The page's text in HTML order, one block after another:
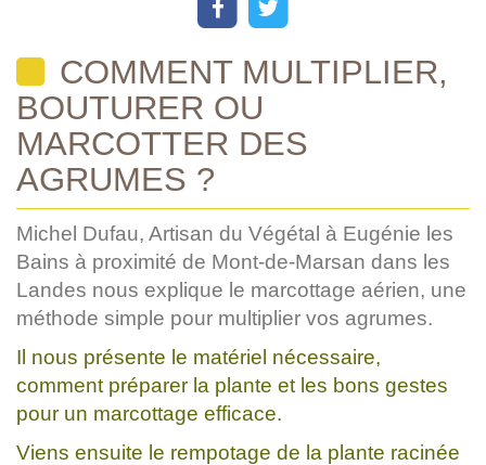
COMMENT MULTIPLIER,
BOUTURER OU
MARCOTTER DES
AGRUMES ?
Michel Dufau, Artisan du Végétal à Eugénie les
Bains à proximité de Mont-de-Marsan dans les
Landes nous explique le marcottage aérien, une
méthode simple pour multiplier vos agrumes.
Il nous présente le matériel nécessaire,
comment préparer la plante et les bons gestes
pour un marcottage efficace.
Viens ensuite le rempotage de la plante racinée